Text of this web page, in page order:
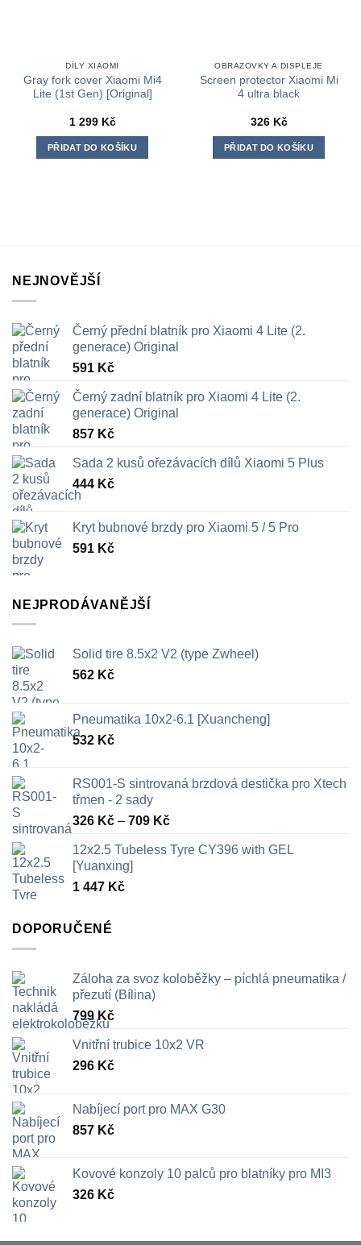
DÍLY XIAOMI
Gray fork cover Xiaomi Mi4
Lite (1st Gen) [Original]
1 299 Kč
PŘIDAT DO KOŠÍKU
OBRAZOVKY A DISPLEJE
Screen protector Xiaomi Mi
4 ultra black
326 Kč
PŘIDAT DO KOŠÍKU
NEJNOVĚJŠÍ
Černý přední blatník pro Xiaomi 4 Lite (2.
generace) Original
591 Kč
Černý zadní blatník pro Xiaomi 4 Lite (2.
generace) Original
857 Kč
Sada 2 kusů ořezávacích dílů Xiaomi 5 Plus
444 Kč
Kryt bubnové brzdy pro Xiaomi 5 / 5 Pro
591 Kč
NEJPRODÁVANĚJŠÍ
Solid tire 8.5x2 V2 (type Zwheel)
562 Kč
Pneumatika 10x2-6.1 [Xuancheng]
532 Kč
RS001-S sintrovaná brzdová destička pro Xtech
třmen - 2 sady
326 Kč – 709 KčRozpětí
326 Kč
12x2.5 Tubeless Tyre CY396 with GEL
[Yuanxing]
1 447 Kč
DOPORUČENÉ
Záloha za svoz koloběžky – píchlá pneumatika /
přezutí (Bílina)
799Kč
Vnitřní trubice 10x2 VR
296 Kč
Nabíjecí port pro MAX G30
857 Kč
Kovové konzoly 10 palců pro blatníky pro MI3
326 Kč